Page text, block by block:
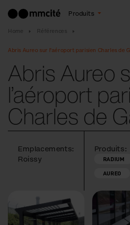
Produits
Home Références
Abris Aureo sur l’aéroport parisien Charles de
Abris Aureo
l’aéroport
Charles de
Emplacements:
Roissy
Produits:
RADIUM
AUREO